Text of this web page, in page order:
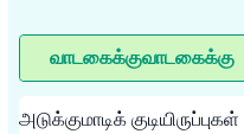
வாடகைக்குவாடகைக்கு